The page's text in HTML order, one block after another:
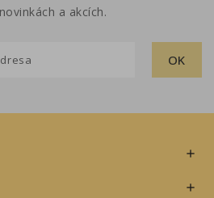
a akcích.

